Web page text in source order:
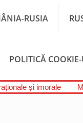
RUSIA
POLITICĂ
și imorale